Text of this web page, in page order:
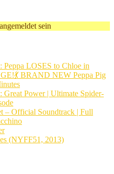
sein
Peppa LOSES to Chloe in
BRAND NEW Peppa Pig
Great Power | Ultimate Spider-
– Official Soundtrack | Full
(NYFF51, 2013)